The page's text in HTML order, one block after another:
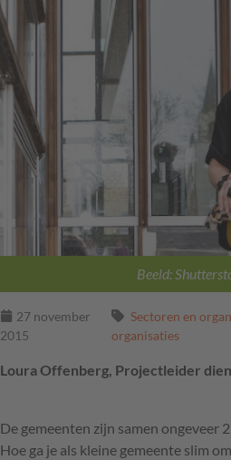
Beeld:
27 november
2015
Sectoren en
organisaties
Loura Offenberg, Projectleider
De gemeenten zijn samen ongeveer
Hoe ga je als kleine gemeente slim